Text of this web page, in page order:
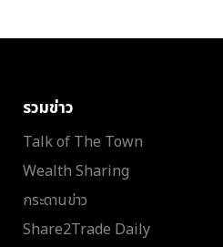
รวมข่าว
Talk of The Town
Wealth Sharing
กระดานข่าว
Share2Trade Daily